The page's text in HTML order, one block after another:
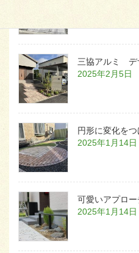
三協アルミ デ
2025年2月5日
円形に変化をつ
2025年1月14日
可愛いアプロ
2025年1月14日